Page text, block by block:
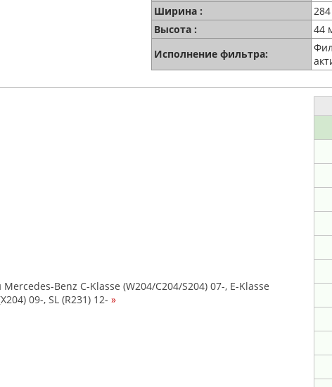
Ширина :
Высота :
44
Исполнение фильтра:
Benz C-Klasse (W204/C204/S204) 07-, E-Klasse
09-, SL (R231) 12- »